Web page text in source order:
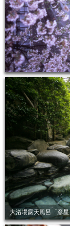
大浴場露天風呂「彦星